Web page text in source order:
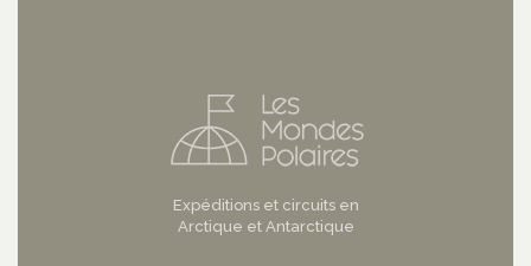
Expéditions et circuits en
Arctique et Antarctique